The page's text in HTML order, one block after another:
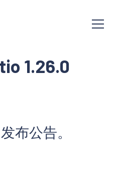
1.26.0
布公告。